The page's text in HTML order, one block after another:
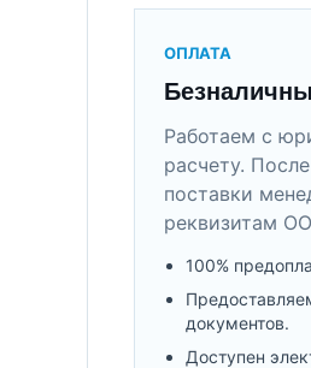
ОПЛАТА
Работаем с
расчету.
поставки
реквизитам
100%
документов.
Доступен